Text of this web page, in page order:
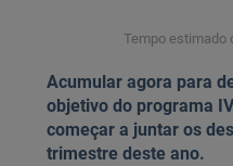
Tempo estimado
Acumular agora para
objetivo do programa
começar a juntar os
trimestre deste ano.